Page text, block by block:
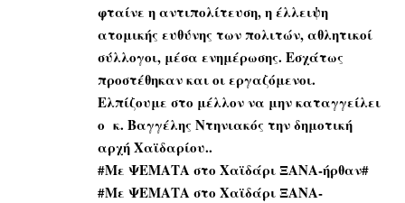
φταίνε η αντιπολίτευση, η έλλειψη
ατομικής ευθύνης των πολιτών, αθλητικοί
σύλλογοι, μέσα ενημέρωσης. Εσχάτως
προστέθηκαν και οι εργαζόμενοι.
Ελπίζουμε στο μέλλον να μην καταγγείλει
ο κ. Βαγγέλης Ντηνιακός την δημοτική
αρχή Χαϊδαρίου..
#Με ΨΕΜΑΤΑ στο Χαϊδάρι ΞΑΝΑ-ήρθαν#
#Με ΨΕΜΑΤΑ στο Χαϊδάρι ΞΑΝΑ-